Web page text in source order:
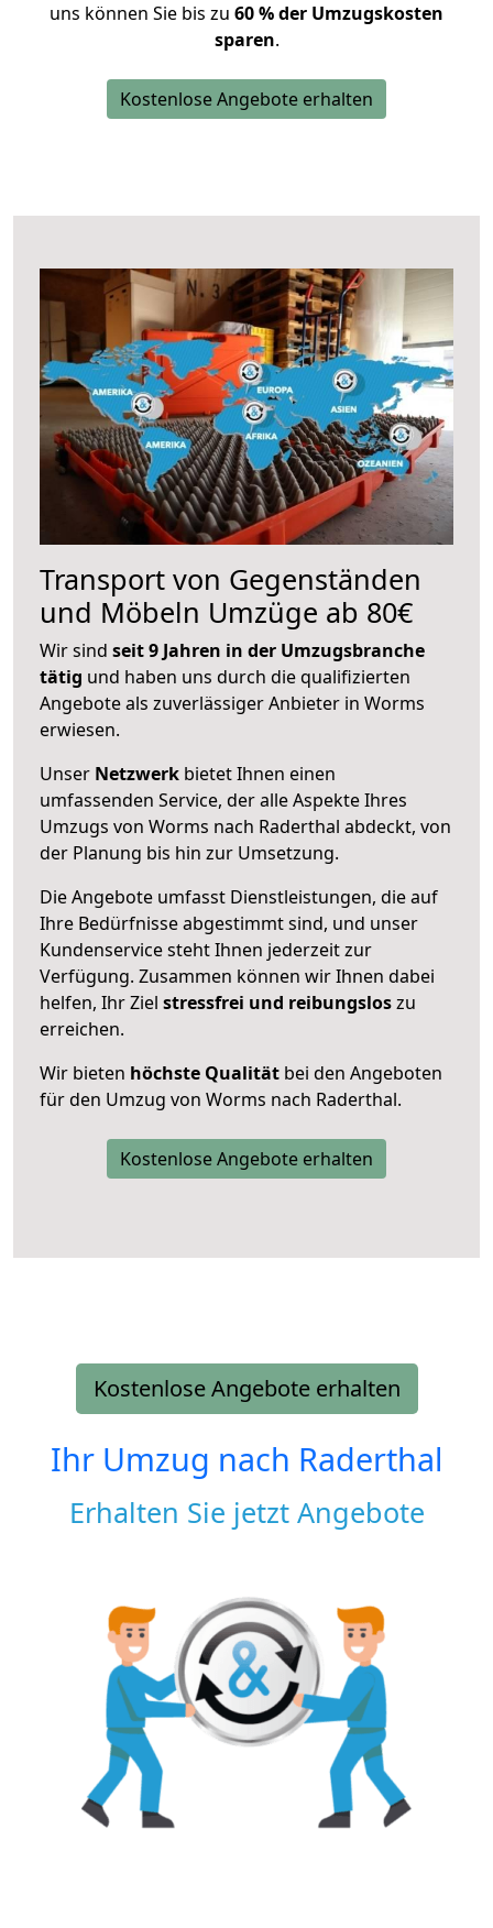
uns können Sie bis zu 60 % der Umzugskosten
sparen.
Kostenlose Angebote erhalten
Transport von Gegenständen
und Möbeln Umzüge ab 80€
Wir sind seit 9 Jahren in der Umzugsbranche
tätig und haben uns durch die qualifizierten
Angebote als zuverlässiger Anbieter in Worms
erwiesen.
Unser Netzwerk bietet Ihnen einen
umfassenden Service, der alle Aspekte Ihres
Umzugs von Worms nach Raderthal abdeckt, von
der Planung bis hin zur Umsetzung.
Die Angebote umfasst Dienstleistungen, die auf
Ihre Bedürfnisse abgestimmt sind, und unser
Kundenservice steht Ihnen jederzeit zur
Verfügung. Zusammen können wir Ihnen dabei
helfen, Ihr Ziel stressfrei und reibungsloszu
erreichen.
Wir bieten höchste Qualität bei den Angeboten
für den Umzug von Worms nach Raderthal.
Kostenlose Angebote erhalten
Kostenlose Angebote erhalten
Ihr Umzug nach Raderthal
Erhalten Sie jetzt Angebote